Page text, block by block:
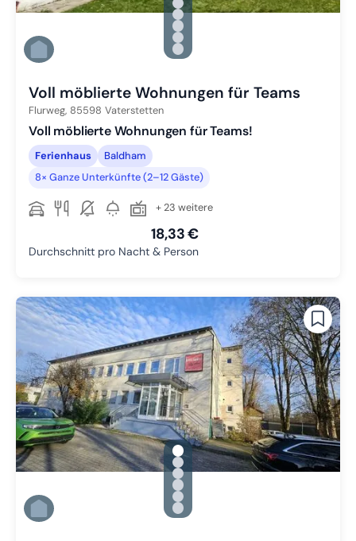
Zu Slide 1 wechseln
Zu Slide 2 wechseln
Zu Slide 3 wechseln
Zu Slide 4 wechseln
Zu Slide 5 wechseln
Zu Slide 6 wechseln
Voll möblierte Wohnungen für Teams
Flurweg, 85598 Vaterstetten
Voll möblierte Wohnungen für Teams!
Ferienhaus
Baldham
8× Ganze Unterkünfte (2–12 Gäste)
+ 23 weitere
18,33 €
Durchschnitt pro Nacht & Person
gallery.slide_selector
Zu Slide 1 wechseln
Zu Slide 2 wechseln
Zu Slide 3 wechseln
Zu Slide 4 wechseln
Zu Slide 5 wechseln
Zu Slide 6 wechseln